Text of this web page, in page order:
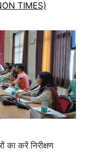
TIMES)
का करें निरीक्षण